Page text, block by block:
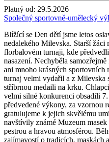
Platný od: 29.5.2026
Společný sportovně-umělecký
Blížící se Den dětí jsme letos
nedalekého Milevska. Starší žáci
florbalovém turnaji, kde
nasazení. Nechyběla
ani mnoho krásných sportovních
turnaj velmi vydařil a z Milevska
stříbrnou medaili na krku.
velmi silné konkurenci obsadili
předvedené výkony, za vzornou
gratulujeme k jejich skvělému
navštívily známé Muzeum
pestrou a hravou atmosférou.
zajímavostí o tradicích, maskách